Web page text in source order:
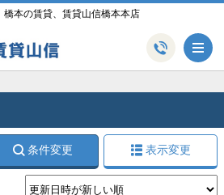
橋本の賃貸、賃貸山信橋本本店
条件変更 表示変更